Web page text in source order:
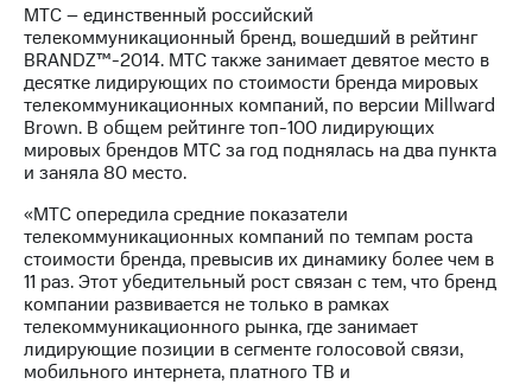
МТС – единственный российский
телекоммуникационный бренд, вошедший в рейтинг
BRANDZ™-2014. МТС также занимает девятое место в
десятке лидирующих по стоимости бренда мировых
телекоммуникационных компаний, по версии Millward
Brown. В общем рейтинге топ-100 лидирующих
мировых брендов МТС за год поднялась на два пункта
и заняла 80 место.
«МТС опередила средние показатели
телекоммуникационных компаний по темпам роста
стоимости бренда, превысив их динамику более чем в
11 раз. Этот убедительный рост связан с тем, что бренд
компании развивается не только в рамках
телекоммуникационного рынка, где занимает
лидирующие позиции в сегменте голосовой связи,
мобильного интернета, платного ТВ и